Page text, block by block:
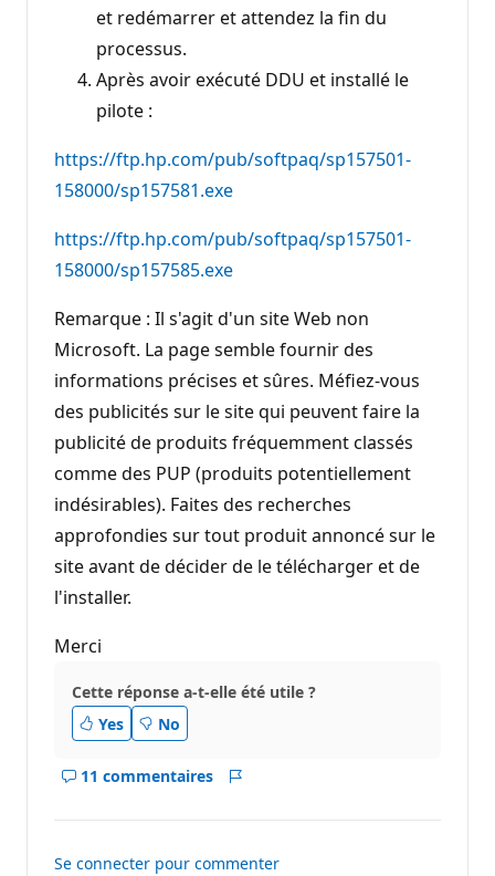
et redémarrer et attendez la fin du
processus.
Après avoir exécuté DDU et installé le
pilote :
https://ftp.hp.com/pub/softpaq/sp157501-
158000/sp157581.exe
https://ftp.hp.com/pub/softpaq/sp157501-
158000/sp157585.exe
Remarque : Il s'agit d'un site Web non
Microsoft. La page semble fournir des
informations précises et sûres. Méfiez-vous
des publicités sur le site qui peuvent faire la
publicité de produits fréquemment classés
comme des PUP (produits potentiellement
indésirables). Faites des recherches
approfondies sur tout produit annoncé sur le
site avant de décider de le télécharger et de
l'installer.
Merci
Cette réponse a-t-elle été utile ?
Yes
No
11 commentaires
Afficher
pour
Se connecter pour commenter